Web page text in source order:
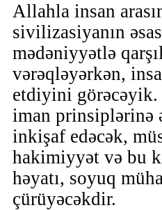
Allahla insan
sivilizasiyanın
mədəniyyətlə
vərəqləyərkən,
etdiyini görəcəyik.
iman prinsiplərinə
inkişaf edəcək,
hakimiyyət və bu
həyatı, soyuq
çürüyəcəkdir.